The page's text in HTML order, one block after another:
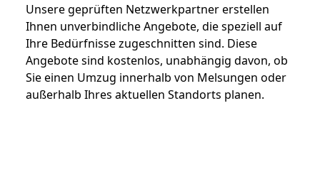
Unsere geprüften Netzwerkpartner erstellen
Ihnen unverbindliche Angebote, die speziell auf
Ihre Bedürfnisse zugeschnitten sind. Diese
Angebote sind kostenlos, unabhängig davon, ob
Sie einen Umzug innerhalb von Melsungen oder
außerhalb Ihres aktuellen Standorts planen.